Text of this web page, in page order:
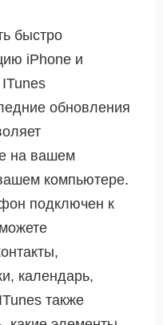
быстро
iPhone и
обновления
на вашем
компьютере.
подключен к
календарь,
также